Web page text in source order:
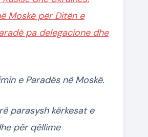
Moskë për Ditën e
pa delegacione dhe
e Paradës në Moskë.
parasysh kërkesat e
për qëllime